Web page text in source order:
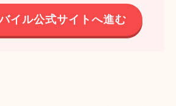
イル公式サイトへ進む